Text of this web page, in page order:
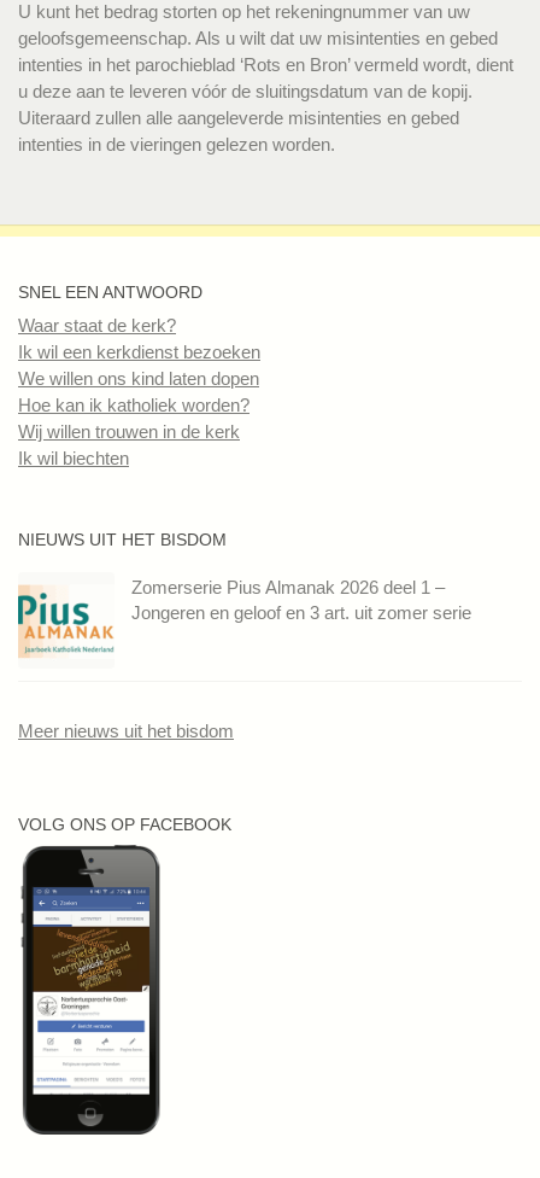
U kunt het bedrag storten op het rekeningnummer van uw
geloofsgemeenschap. Als u wilt dat uw misintenties en gebed
intenties in het parochieblad ‘Rots en Bron’ vermeld wordt, dient
u deze aan te leveren vóór de sluitingsdatum van de kopij.
Uiteraard zullen alle aangeleverde misintenties en gebed
intenties in de vieringen gelezen worden.
SNEL EEN ANTWOORD
Waar staat de kerk?
Ik wil een kerkdienst bezoeken
We willen ons kind laten dopen
Hoe kan ik katholiek worden?
Wij willen trouwen in de kerk
Ik wil biechten
NIEUWS UIT HET BISDOM
Zomerserie Pius Almanak 2026 deel 1 –
Jongeren en geloof en 3 art. uit zomer serie
Meer nieuws uit het bisdom
VOLG ONS OP FACEBOOK